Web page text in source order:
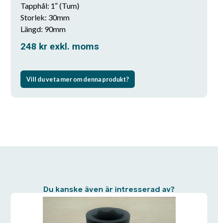
Tapphål: 1″ (Tum)
Storlek: 30mm
Längd: 90mm
248 kr exkl. moms
Vill du veta mer om denna produkt?
Du kanske även är intresserad av?